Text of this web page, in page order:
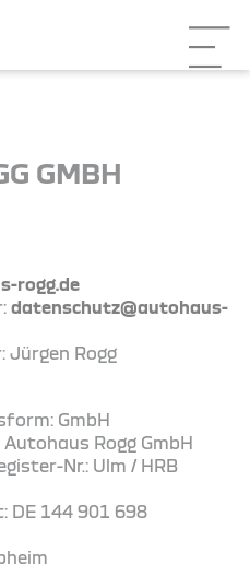
GMBH
rogg.de
datenschutz@autohaus-
Jürgen Rogg
GmbH
Rogg GmbH
Nr.: Ulm / HRB
144 901 698